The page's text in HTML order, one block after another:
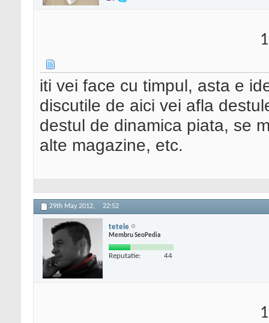
iti vei face cu timpul, asta e
discutile de aici vei afla
destul de dinamica piata, se
alte magazine, etc.
29th May 2012, 22:52
tetele
Membru SeoPedia
Reputatie: 44